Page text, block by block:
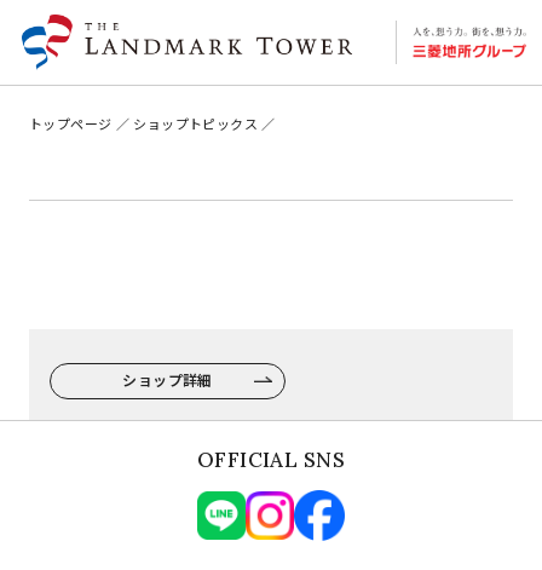
トップページ ショップトピックス
ショップ詳細
OFFICIAL SNS